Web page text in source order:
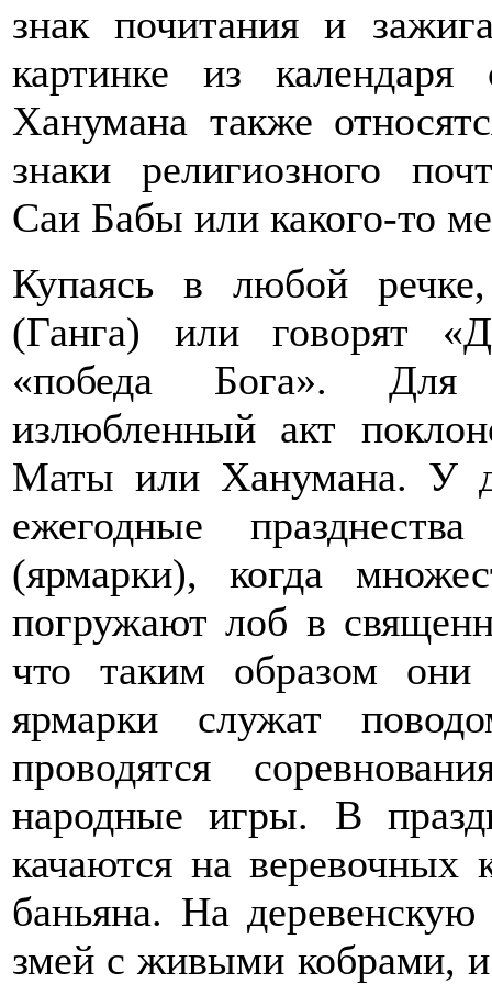
знак почитания и
картинке из
Ханумана также
знаки религиозного
Саи Бабы или какого-то
Купаясь в любой
(Ганга) или говорят
«победа Бога». Для
излюбленный акт
Маты или Ханумана. У
ежегодные
(ярмарки), когда
погружают лоб в
что таким образом они
ярмарки служат
проводятся
народные игры. В
качаются на веревочных
баньяна. На
змей с живыми кобрами,